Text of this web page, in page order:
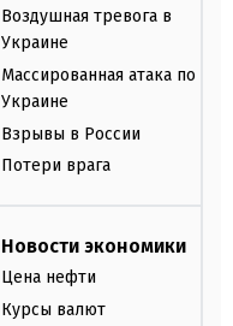
Воздушная тревога в
Украине
Массированная атака по
Украине
Взрывы в России
Потери врага
Новости экономики
Цена нефти
Курсы валют